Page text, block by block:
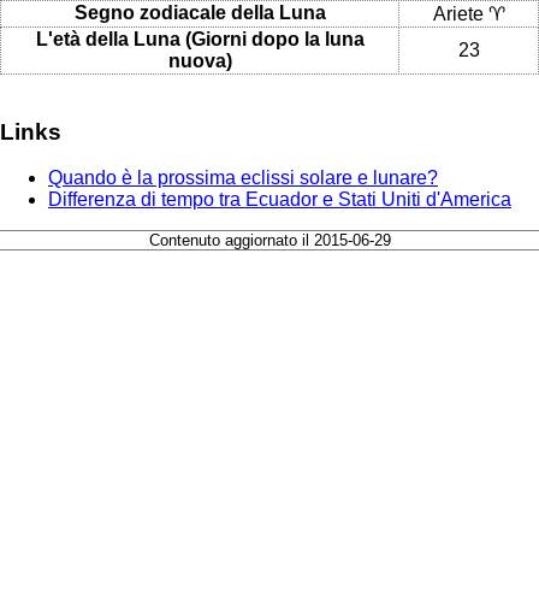
Segno zodiacale della Luna
Ariete ♈
L'età della Luna (Giorni dopo la luna
nuova)
23
Links
Quando è la prossima eclissi solare e lunare?
Differenza di tempo tra Ecuador e Stati Uniti d'America
Contenuto aggiornato il 2015-06-29